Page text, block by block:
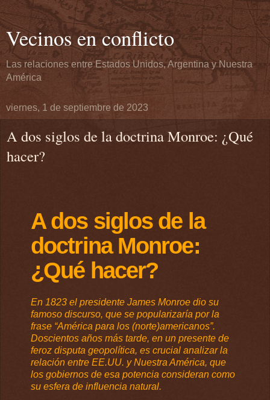
Vecinos en conflicto
Las relaciones entre Estados Unidos, Argentina y Nuestra
América
viernes, 1 de septiembre de 2023
A dos siglos de la doctrina Monroe: ¿Qué
hacer?
A dos siglos de la
doctrina Monroe:
¿Qué hacer?
En 1823 el presidente James Monroe dio su
famoso discurso, que se popularizaría por la
frase “América para los (norte)americanos”.
Doscientos años más tarde, en un presente de
feroz disputa geopolítica, es crucial analizar la
relación entre EE.UU. y Nuestra América, que
los gobiernos de esa potencia consideran como
su esfera de influencia natural.